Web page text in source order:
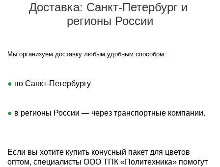
Доставка: Санкт‑Петербург и
регионы России
Мы организуем доставку любым удобным способом:
по Санкт‑Петербургу
в регионы России — через транспортные компании.
Если вы хотите купить конусный пакет для цветов
оптом, специалисты ООО ТПК «Политехника» помогут